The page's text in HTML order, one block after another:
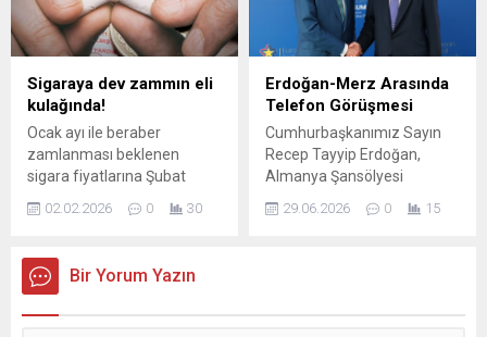
bekleyen vatandaşlarımıza
tapularını kazandıracağız."
ifadelerini kullandı.
Sigaraya dev zammın eli
kulağında!
Ocak ayı ile beraber
zamlanması beklenen
sigara fiyatlarına Şubat
kulağında. Tekel Bayileri
Başkanı Erol Dündar, sigara
fiyatlarına zammın
02.02.2026 0 30
Erdoğan-Merz Arasında
Telefon Görüşmesi
Cumhurbaşkanımız Sayın
Recep Tayyip Erdoğan,
Almanya Şansölyesi
görüşmesi yaptı.
29.06.2026 0 15
Bir Yorum Yazın